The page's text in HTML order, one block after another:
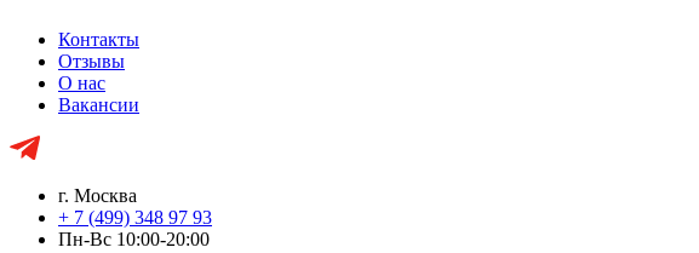
Контакты
Отзывы
О нас
Вакансии
г. Москва
+ 7 (499) 348 97 93
Пн-Вс 10:00-20:00